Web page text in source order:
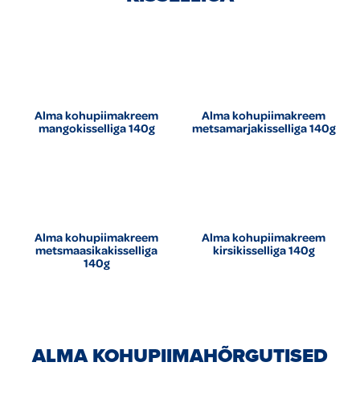
Alma kohupiimakreem
mangokisselliga 140g
Alma kohupiimakreem
metsamarjakisselliga 140g
Alma kohupiimakreem
metsmaasikakisselliga
140g
Alma kohupiimakreem
kirsikisselliga 140g
ALMA KOHUPIIMAHÕRGUTISED